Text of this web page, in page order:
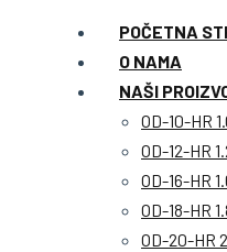
POČETNA
O NAMA
NAŠI
OD-10-HR
OD-12-HR
OD-16-HR
OD-18-HR
OD-20-HR